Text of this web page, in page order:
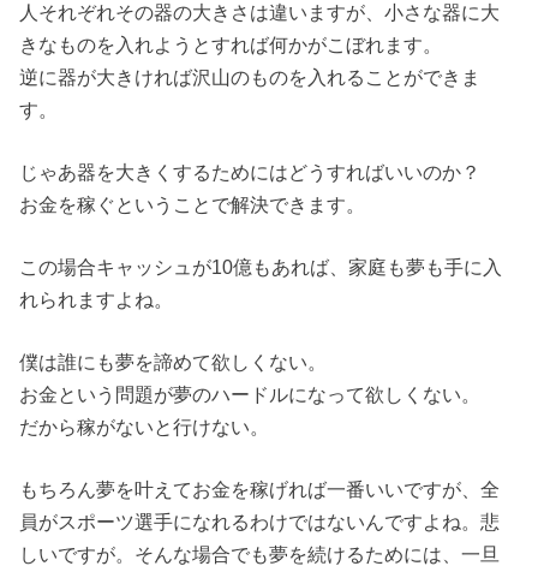
人それぞれその器の大きさは違いますが、小さな器に大
きなものを入れようとすれば何かがこぼれます。
逆に器が大きければ沢山のものを入れることができま
す。
じゃあ器を大きくするためにはどうすればいいのか？
お金を稼ぐということで解決できます。
この場合キャッシュが10億もあれば、家庭も夢も手に入
れられますよね。
僕は誰にも夢を諦めて欲しくない。
お金という問題が夢のハードルになって欲しくない。
だから稼がないと行けない。
もちろん夢を叶えてお金を稼げれば一番いいですが、全
員がスポーツ選手になれるわけではないんですよね。悲
しいですが。そんな場合でも夢を続けるためには、一旦